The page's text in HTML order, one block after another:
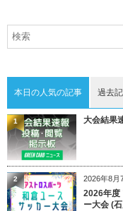
本日の人気の記事 過去
大会結果
1
2026年8月
2026年度
ー大会 (
2